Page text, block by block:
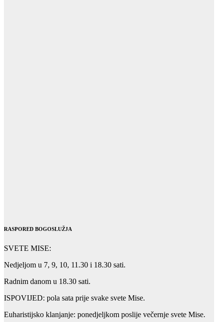
RASPORED BOGOSLUŽJA
SVETE MISE:
Nedjeljom u 7, 9, 10, 11.30 i 18.30 sati.
Radnim danom u 18.30 sati.
ISPOVIJED: pola sata prije svake svete Mise.
Euharistijsko klanjanje: ponedjeljkom poslije večernje svete Mise.